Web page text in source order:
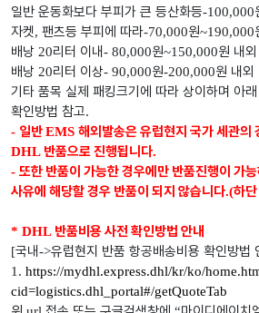
일반 운동화보다 부피가 큰 등산화등-100,000
자켓, 팬츠등 부피에 따라-70,000원~190,000
배낭 20리터 이내- 80,000원~150,000원 내외
배낭 20리터 이상- 90,000원-200,000원 내외
기타 품목 실제 패킹크기에 따라 상이하며 아래
확인방법 참고.
- 일반EMS 해외발송은 유럽현지 국가 세관의
DHL 반품으로 진행됩니다.
- 또한 반품이 가능한 경우에만 반품진행이 가능
사유에 해당할 경우 반품이 되지 않습니다.(하
* DHL 반품비용 사전 확인방법 안내
[국내->유럽현지 반품 항공배송비용 확인방법
1. https://mydhl.express.dhl/kr/ko/
cid=logistics.dhl_portal#/getQuoteTab